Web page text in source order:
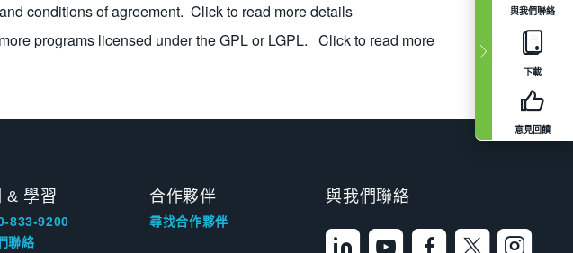
與我們聯絡
下載
意見回饋
conditions of agreement. Click to read more details
programs licensed under the GPL or LGPL. Click to read more
& 學習
833-9200
聯絡
合作夥伴
尋找合作夥伴
與我們聯絡